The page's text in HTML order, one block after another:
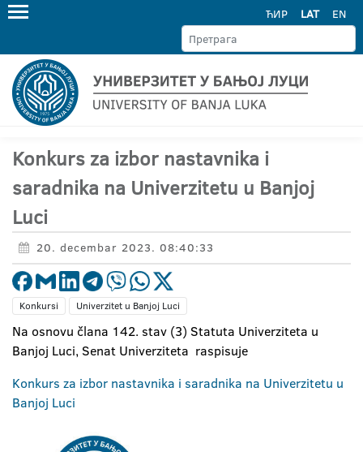
ЋИР LAT EN
Konkurs za izbor nastavnika i
saradnika na Univerzitetu u Banjoj
Luci
20. decembar 2023. 08:40:33
Konkursi Univerzitet u Banjoj Luci
Na osnovu člana 142. stav (3) Statuta Univerziteta u
Banjoj Luci, Senat Univerziteta raspisuje
Konkurs za izbor nastavnika i saradnika na Univerzitetu u
Banjoj Luci